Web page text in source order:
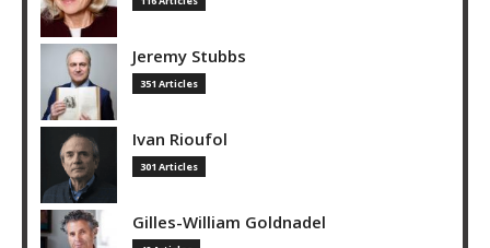
Jeremy Stubbs
351 Articles
Ivan Rioufol
301 Articles
Gilles-William Goldnadel